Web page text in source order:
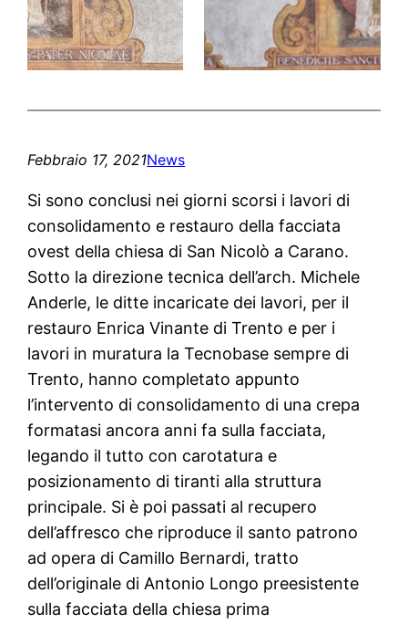
Febbraio 17, 2021News
Si sono conclusi nei giorni scorsi i lavori di
consolidamento e restauro della facciata
ovest della chiesa di San Nicolò a Carano.
Sotto la direzione tecnica dell’arch. Michele
Anderle, le ditte incaricate dei lavori, per il
restauro Enrica Vinante di Trento e per i
lavori in muratura la Tecnobase sempre di
Trento, hanno completato appunto
l’intervento di consolidamento di una crepa
formatasi ancora anni fa sulla facciata,
legando il tutto con carotatura e
posizionamento di tiranti alla struttura
principale. Si è poi passati al recupero
dell’affresco che riproduce il santo patrono
ad opera di Camillo Bernardi, tratto
dell’originale di Antonio Longo preesistente
sulla facciata della chiesa prima